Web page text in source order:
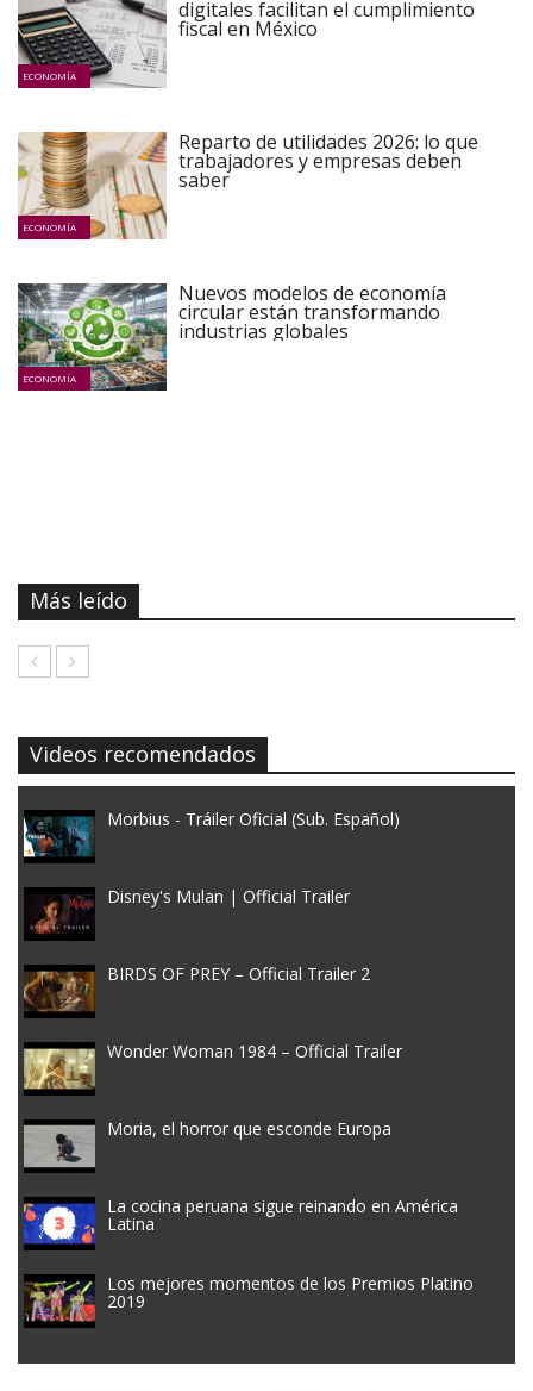
ECONOMÍA
digitales facilitan el cumplimiento
fiscal en México
ECONOMÍA
Reparto de utilidades 2026: lo que
trabajadores y empresas deben
saber
ECONOMÍA
Nuevos modelos de economía
circular están transformando
industrias globales
Más leído
Videos recomendados
Morbius - Tráiler Oficial (Sub. Español)
Disney's Mulan | Official Trailer
BIRDS OF PREY – Official Trailer 2
Wonder Woman 1984 – Official Trailer
Moria, el horror que esconde Europa
La cocina peruana sigue reinando en América
Latina
Los mejores momentos de los Premios Platino
2019